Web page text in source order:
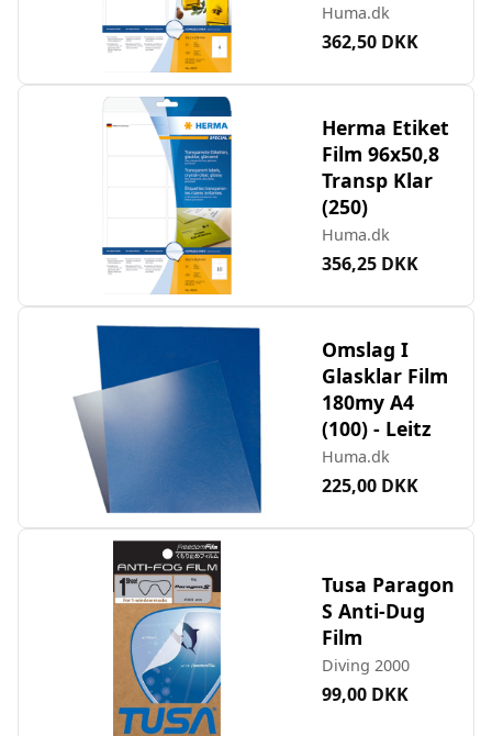
Huma.dk
362,50 DKK
Herma Etiket
Film 96x50,8
Transp Klar
(250)
Huma.dk
356,25 DKK
Omslag I
Glasklar Film
180my A4
(100) - Leitz
Huma.dk
225,00 DKK
Tusa Paragon
S Anti-Dug
Film
Diving 2000
99,00 DKK